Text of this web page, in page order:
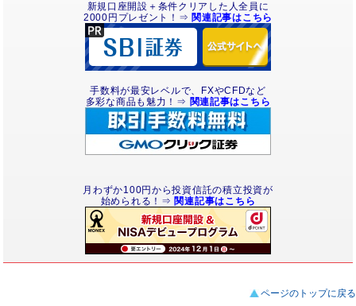
新規口座開設＋条件クリアした人全員に
2000円 プレゼント ！⇒ 関連記事はこちら
手数料が最安レベルで、FXやCFDなど
多彩な商品も魅力！⇒ 関連記事はこちら
月わずか100円から投資信託の積立投資が
始められる！⇒ 関連記事はこちら
ページのトップに戻る